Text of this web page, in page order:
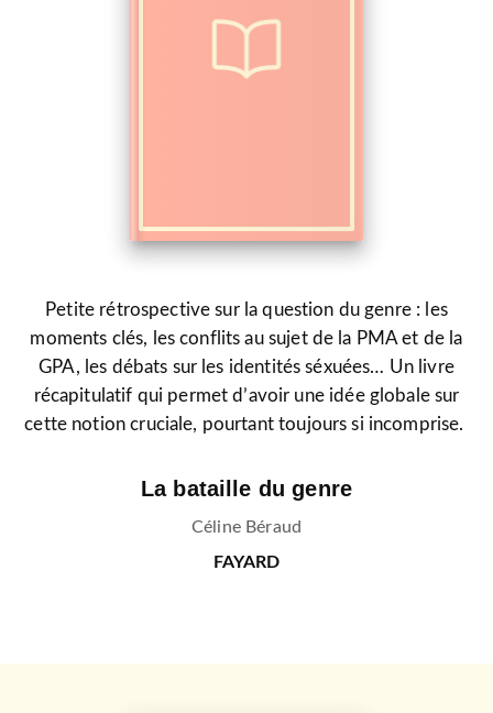
Petite rétrospective sur la question du genre : les
moments clés, les conflits au sujet de la PMA et de la
GPA, les débats sur les identités séxuées… Un livre
récapitulatif qui permet d’avoir une idée globale sur
cette notion cruciale, pourtant toujours si incomprise.
La bataille du genre
Céline Béraud
FAYARD